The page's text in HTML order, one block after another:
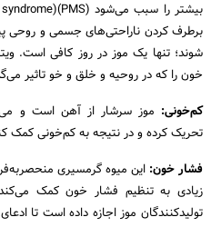
خون را که در روحیه و خلق و خو تاثیر
کم‌خونی: موز سرشار از آهن است و
تحریک کرده و در نتیجه به کم‌خونی کمک
فشار خون:این میوه گرمسیری
زیادی به تنظیم فشار خون کمک
تولیدکنندگان موز اجازه داده است تا